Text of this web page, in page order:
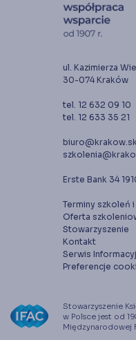
ul. Kazimierza
30-074 Kraków
tel. 12 632 09 10
tel. 12 633 35 21
Erste Bank 34
Terminy szkoleń
Oferta
Stowarzyszenie
Kontakt
Serwis
Preferencje
Stowarzyszenie
w Polsce jest od
Międzynarodowej